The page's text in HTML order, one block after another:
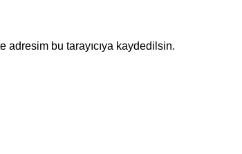
adresim bu tarayıcıya kaydedilsin.